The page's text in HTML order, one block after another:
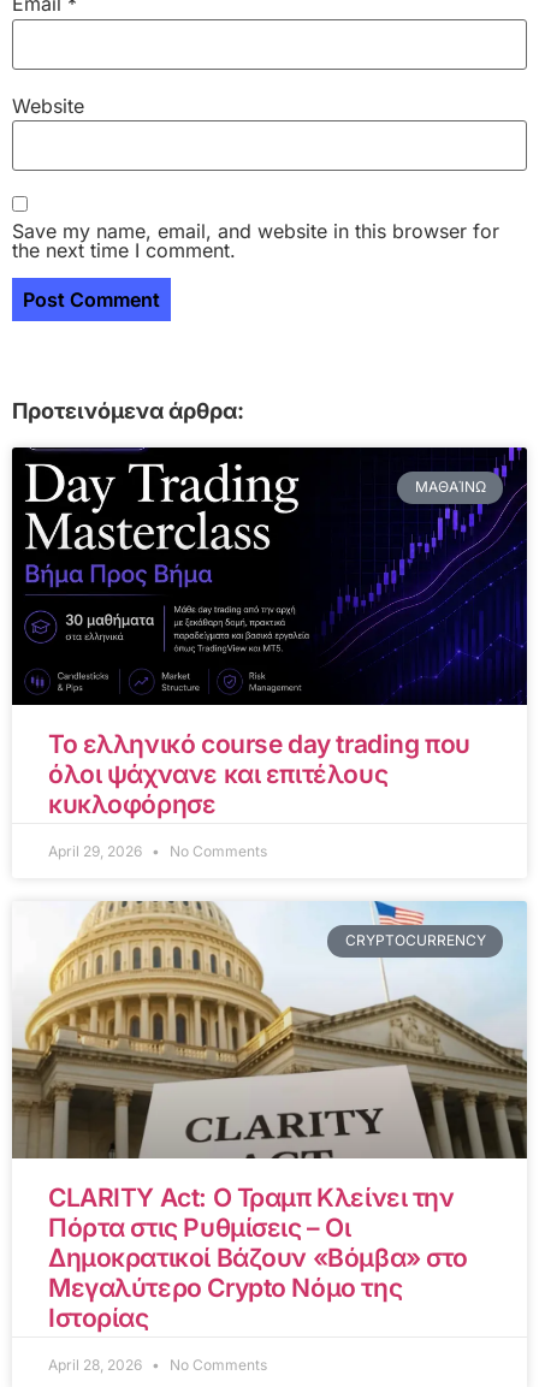
Website
Save my name, email, and website in this browser for
the next time I comment.
Προτεινόμενα άρθρα:
ΜΑΘΑΊΝΩ
Το ελληνικό course day trading που
όλοι ψάχνανε και επιτέλους
κυκλοφόρησε
April 29, 2026 No Comments
CRYPTOCURRENCY
CLARITY Act: Ο Τραμπ Κλείνει την
Πόρτα στις Ρυθμίσεις – Οι
Δημοκρατικοί Βάζουν «Βόμβα» στο
Μεγαλύτερο Crypto Νόμο της
Ιστορίας
April 28, 2026 No Comments